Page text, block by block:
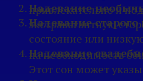
привлекательно и
Надевание
экстравагантную
Надевание
состояние или
на необходимость
Надевание
Этот сон может